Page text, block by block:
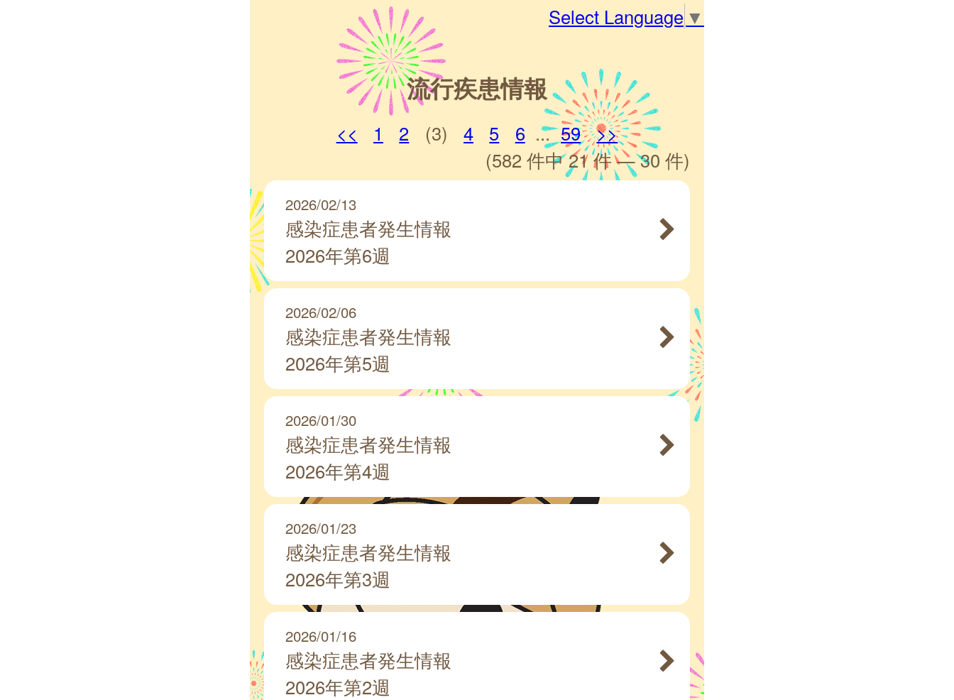
Select Language ▼
流行疾患情報
<< 1 2 (3) 4 5 6 ... 59
>>
(582 件中 21 件 — 30 件)
2026/02/13
感染症患者発生情報
2026年第6週
2026/02/06
感染症患者発生情報
2026年第5週
2026/01/30
感染症患者発生情報
2026年第4週
2026/01/23
感染症患者発生情報
2026年第3週
2026/01/16
感染症患者発生情報
2026年第2週